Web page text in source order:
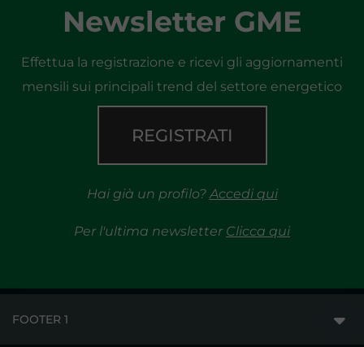
Newsletter GME
Effettua la registrazione e ricevi gli aggiornamenti
mensili sui principali trend del settore energetico
REGISTRATI
Hai già un profilo?Accedi qui
Per l'ultima newsletter Clicca qui
FOOTER 1